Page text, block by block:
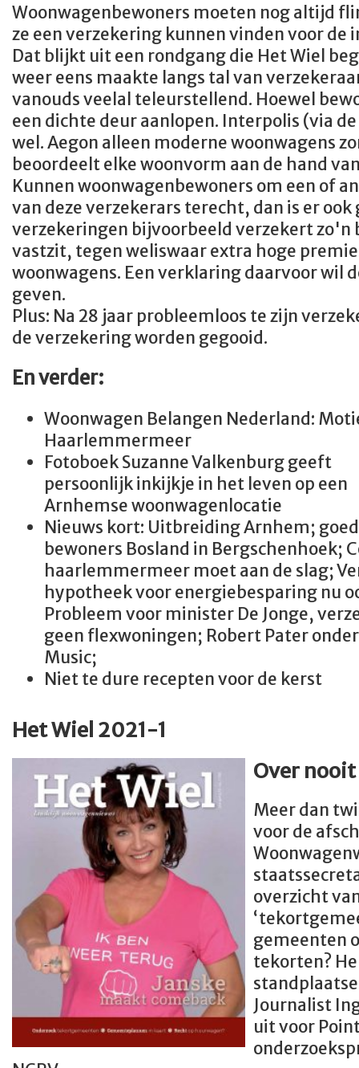
Woonwagenbewoners moeten nog altijd
ze een verzekering kunnen vinden voor de
Dat blijkt uit een rondgang die Het Wiel
weer eens maakte langs tal van
vanouds veelal teleurstellend. Hoewel
een dichte deur aanlopen. Interpolis (via
wel. Aegon alleen moderne woonwagens
beoordeelt elke woonvorm aan de hand
Kunnen woonwagenbewoners om een of
van deze verzekerars terecht, dan is er
verzekeringen bijvoorbeeld verzekert zo'n
vastzit, tegen weliswaar extra hoge
woonwagens. Een verklaring daarvoor wil
geven.
Plus: Na 28 jaar probleemloos te zijn
de verzekering worden gegooid.
En verder:
Woonwagen Belangen Nederland:
Haarlemmermeer
Fotoboek Suzanne Valkenburg geeft
persoonlijk inkijkje in het leven op een
Arnhemse woonwagenlocatie
Nieuws kort: Uitbreiding Arnhem;
bewoners Bosland in Bergschenhoek;
haarlemmermeer moet aan de slag;
hypotheek voor energiebesparing nu
Probleem voor minister De Jonge,
geen flexwoningen; Robert Pater
Music;
Niet te dure recepten voor de kerst
Het Wiel 2021-1
Over
Meer dan
voor de
overzicht
gemeenten
tekorten?
Journalist
uit voor